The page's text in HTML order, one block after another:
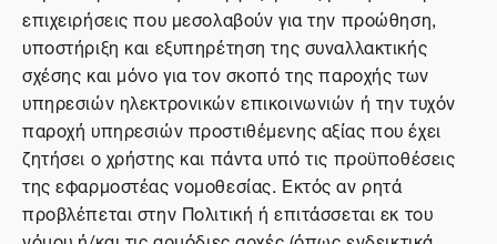
επιχειρήσεις που μεσολαβούν για την προώθηση,
υποστήριξη και εξυπηρέτηση της συναλλακτικής
σχέσης και μόνο για τον σκοπό της παροχής των
υπηρεσιών ηλεκτρονικών επικοινωνιών ή την τυχόν
παροχή υπηρεσιών προστιθέμενης αξίας που έχει
ζητήσει ο χρήστης και πάντα υπό τις προϋποθέσεις
της εφαρμοστέας νομοθεσίας. Εκτός αν ρητά
προβλέπεται στην Πολιτική ή επιτάσσεται εκ του